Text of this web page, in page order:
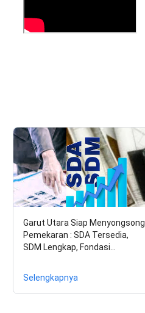
Garut Utara Siap Menyongsong
Pemekaran : SDA Tersedia,
SDM Lengkap, Fondasi…
Selengkapnya